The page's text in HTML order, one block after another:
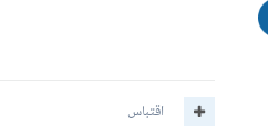
اقتباس